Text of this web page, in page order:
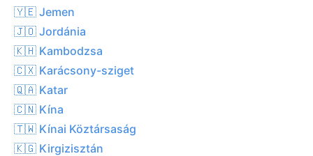
🇾🇪 Jemen
🇯🇴 Jordánia
🇰🇭 Kambodzsa
🇨🇽 Karácsony-sziget
🇶🇦 Katar
🇨🇳 Kína
🇹🇼 Kínai Köztársaság
🇰🇬 Kirgizisztán